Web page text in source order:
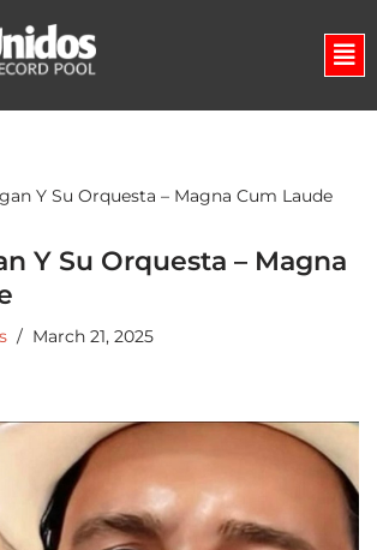
Y Su Orquesta – Magna Cum Laude
Y Su Orquesta – Magna
March 21, 2025